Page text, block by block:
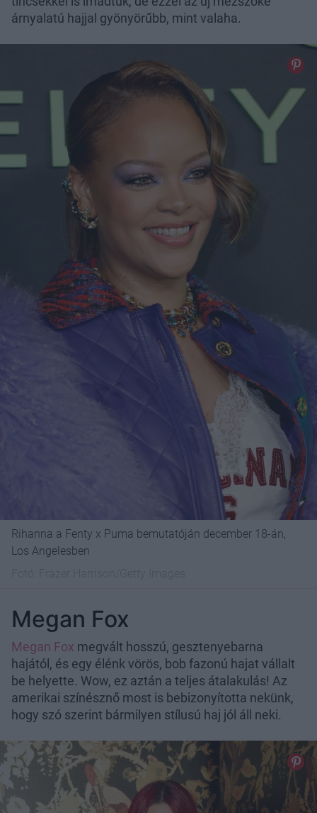
árnyalatú hajjal gyönyörűbb, mint valaha.
Rihanna a Fenty x Puma bemutatóján december 18-án,
Los Angelesben
Megan Fox
Megan Fox megvált hosszú, gesztenyebarna
hajától, és egy élénk vörös, bob fazonú hajat vállalt
be helyette. Wow, ez aztán a teljes átalakulás! Az
amerikai színésznő most is bebizonyította nekünk,
hogy szó szerint bármilyen stílusú haj jól áll neki.